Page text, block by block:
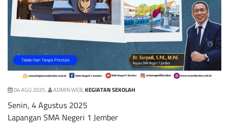
04 AGU 2025 , ADMIN WEB,KEGIATAN SEKOLAH
Senin, 4 Agustus 2025
Lapangan SMA Negeri 1 Jember